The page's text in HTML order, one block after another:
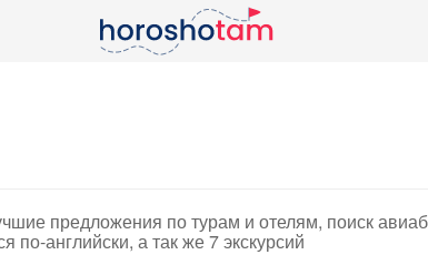
предложения по турам и отелям, поиск
по-английски, а так же 7 экскурсий